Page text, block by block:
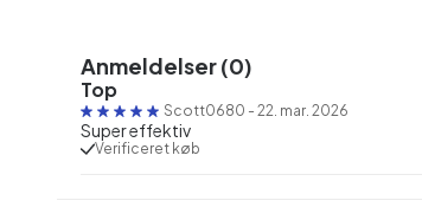
Anmeldelser (0)
Top
Scott0680 - 22. mar. 2026
Super effektiv
Verificeret køb